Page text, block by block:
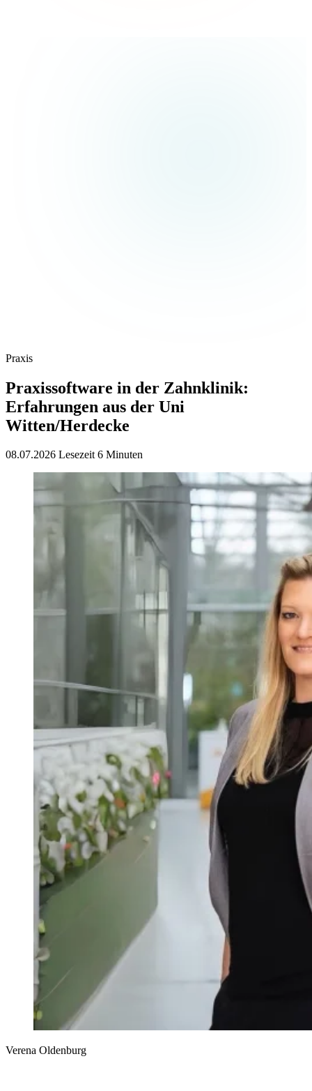
Praxis
Praxissoftware in der Zahnklinik:
Erfahrungen aus der Uni
Witten/Herdecke
08.07.2026 Lesezeit 6 Minuten
Verena Oldenburg